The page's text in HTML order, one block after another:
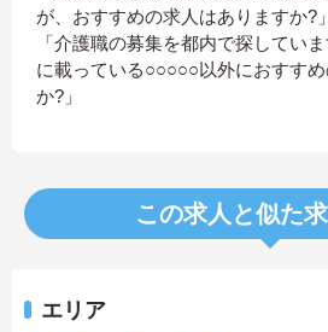
が、おすすめの求人はありますか?」
「介護職の募集を都内で探してい
に載っている○○○○○以外におすす
か?」
この求人と似た
エリア